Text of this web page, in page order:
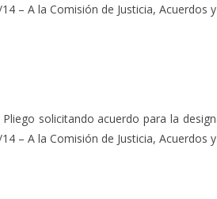
– A la Comisión de Justicia, Acuerdos
solicitando acuerdo para la
– A la Comisión de Justicia, Acuerdos